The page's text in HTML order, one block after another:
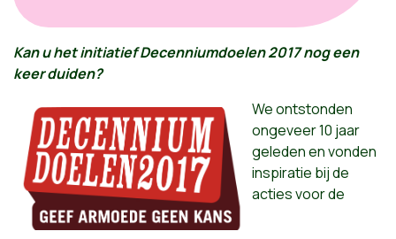
Kan u het initiatief Decenniumdoelen 2017 nog een
keer duiden?
We ontstonden
ongeveer 10 jaar
geleden en vonden
inspiratie bij de
acties voor de